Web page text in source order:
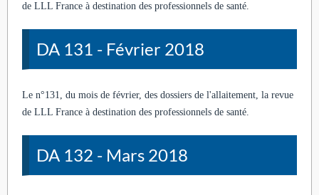
de LLL France à destination des professionnels de santé.
DA 131 - Février 2018
Le n°131, du mois de février, des dossiers de l'allaitement, la revue
de LLL France à destination des professionnels de santé.
DA 132 - Mars 2018